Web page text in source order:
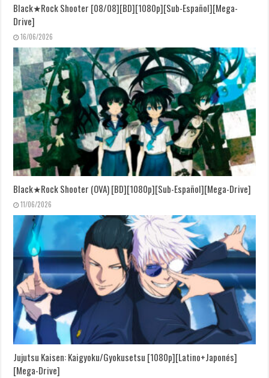
Black★Rock Shooter [08/08][BD][1080p][Sub-Español][Mega-
Drive]
16/06/2026
Black★Rock Shooter (OVA) [BD][1080p][Sub-Español][Mega-Drive]
11/06/2026
Jujutsu Kaisen: Kaigyoku/Gyokusetsu [1080p][Latino+Japonés]
[Mega-Drive]